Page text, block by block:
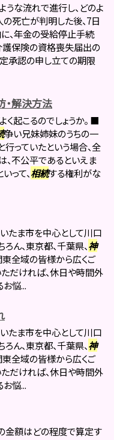
うな流れで進行し、どのよ
の死亡が判明した後、7日
、年金の受給停止手続
護保険の資格喪失届出の
承認の申し立ての期限
・解決方法
く起こるのでしょうか。 ■
争い兄妹姉妹のうちの一
っていたという場合、全
、不公平であるといえま
って、相続する権利がな
たま市を中心として川口
ん、東京都、千葉県、神
東全域の皆様から広くご
ただければ、休日や時間外
お悩...
たま市を中心として川口
ん、東京都、千葉県、神
東全域の皆様から広くご
ただければ、休日や時間外
お悩...
金額はどの程度で算定す